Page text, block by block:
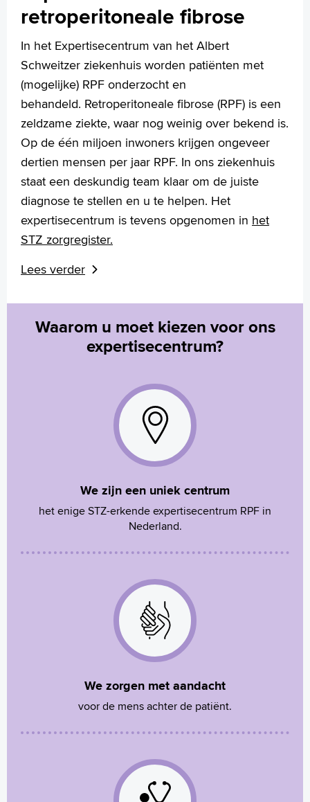
retroperitoneale fibrose
In het Expertisecentrum van het Albert
Schweitzer ziekenhuis worden patiënten met
(mogelijke) RPF onderzocht en
behandeld. Retroperitoneale fibrose (RPF) is een
zeldzame ziekte, waar nog weinig over bekend is.
Op de één miljoen inwoners krijgen ongeveer
dertien mensen per jaar RPF. In ons ziekenhuis
staat een deskundig team klaar om de juiste
diagnose te stellen en u te helpen. Het
expertisecentrum is tevens opgenomen in het
STZ zorgregister.
Lees verder
Waarom u moet kiezen voor ons
expertisecentrum?
We zijn een uniek centrum
het enige STZ-erkende expertisecentrum RPF in
Nederland.
We zorgen met aandacht
voor de mens achter de patiënt.